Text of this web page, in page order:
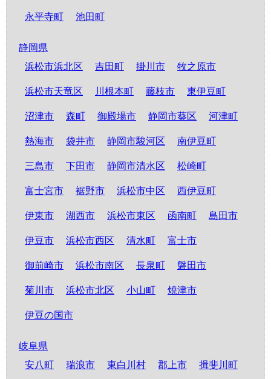
永平寺町 池田町
静岡県
浜松市浜北区
吉田町 掛川市 牧之原市
浜松市天竜区 川根本町 藤枝市 東伊豆町
沼津市 森町 御殿場市 静岡市葵区 河津町
熱海市 袋井市 静岡市駿河区 南伊豆町
三島市 下田市 静岡市清水区 松崎町
富士宮市 裾野市 浜松市中区 西伊豆町
伊東市 湖西市 浜松市東区 函南町 島田市
伊豆市 浜松市西区 清水町 富士市
御前崎市 浜松市南区 長泉町 磐田市
菊川市 浜松市北区 小山町 焼津市
伊豆の国市
岐阜県
安八町
瑞浪市 東白川村 郡上市 揖斐川町